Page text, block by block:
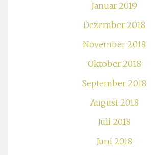
Januar 2019
Dezember 2018
November 2018
Oktober 2018
September 2018
August 2018
Juli 2018
Juni 2018